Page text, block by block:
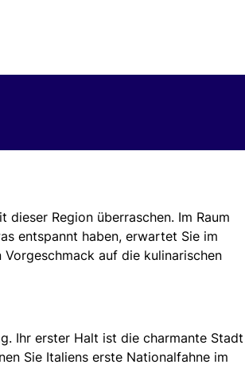
dieser Region überraschen. Im Raum
entspannt haben, erwartet Sie im
auf die kulinarischen
Ihr erster Halt ist die charmante Stadt
Sie Italiens erste Nationalfahne im